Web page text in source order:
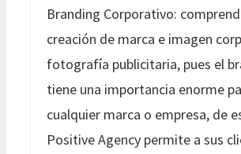
Branding Corporativo:
creación de marca e imagen
fotografía publicitaria, pues el
tiene una importancia enorme
cualquier marca o empresa, de
Positive Agency permite a sus